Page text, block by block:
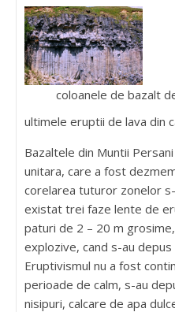
coloanele de bazalt
ultimele eruptii de lava din
Bazaltele din Muntii
unitara, care a fost
corelarea tuturor zonelor
existat trei faze lente de
paturi de 2 – 20 m
explozive, cand s-au
Eruptivismul nu a fost
perioade de calm, s-au
nisipuri, calcare de apa